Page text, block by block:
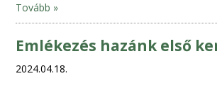
Tovább »
Emlékezés hazánk első
2024.04.18.